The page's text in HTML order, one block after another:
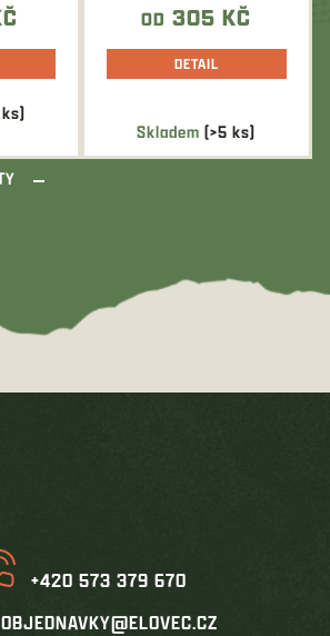
Skladem(>5 ks)
OD 305 KČ
DETAIL
+420 573 379 670
OBJEDNAVKY@ELOVEC.CZ